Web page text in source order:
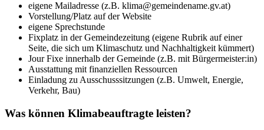
eigene Mailadresse (z.B. klima@gemeindename.gv.at)
Vorstellung/Platz auf der Website
eigene Sprechstunde
Fixplatz in der Gemeindezeitung (eigene Rubrik auf einer
Seite, die sich um Klimaschutz und Nachhaltigkeit kümmert)
Jour Fixe innerhalb der Gemeinde (z.B. mit Bürgermeister:in)
Ausstattung mit finanziellen Ressourcen
Einladung zu Ausschusssitzungen (z.B. Umwelt, Energie,
Verkehr, Bau)
Was können Klimabeauftragte leisten?